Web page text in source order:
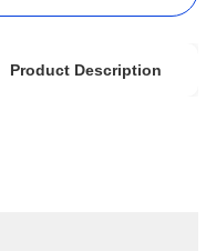
Product Description